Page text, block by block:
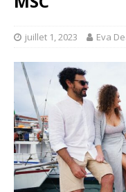
juillet 1, 2023 Eva